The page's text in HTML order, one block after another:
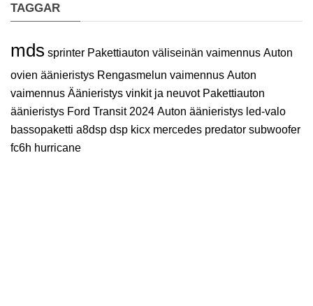
TAGGAR
mds sprinter Pakettiauton väliseinän vaimennus Auton
ovien äänieristys Rengasmelun vaimennus Auton
vaimennus Äänieristys vinkit ja neuvot Pakettiauton
äänieristys Ford Transit 2024 Auton äänieristys led-valo
bassopaketti a8dsp dsp kicx mercedes predator subwoofer
fc6h hurricane